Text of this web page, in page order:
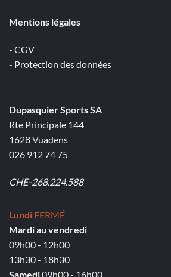
Mentions légales
- CGV
- Protection des données
Dupasquier Sports SA
Rte Principale 144
1628 Vuadens
026 912 74 75
CHE-268.224.588
Lundi FERMÉ
Mardi au vendredi
09h00 - 12h00
13h30 - 18h30
Samedi09h00 - 16h00